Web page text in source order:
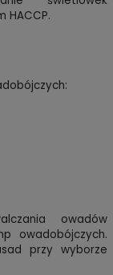
HACCP.
owadów
owadobójczych.
przy wyborze